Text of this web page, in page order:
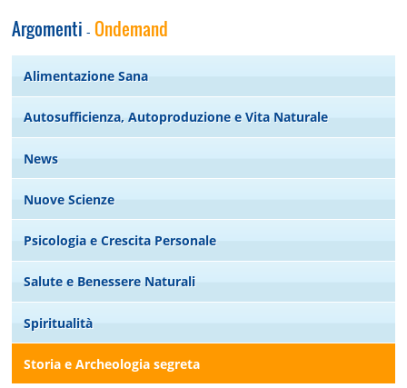
Argomenti -Ondemand
Alimentazione Sana
Autosufficienza, Autoproduzione e Vita Naturale
News
Nuove Scienze
Psicologia e Crescita Personale
Salute e Benessere Naturali
Spiritualità
Storia e Archeologia segreta